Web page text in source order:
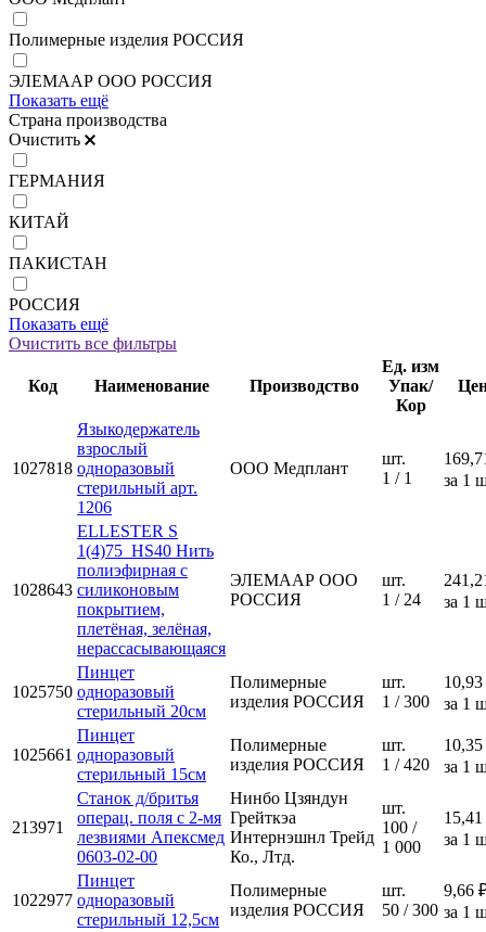
Полимерные изделия РОССИЯ
ЭЛЕМААР ООО РОССИЯ
Показать ещё
Страна производства
Очистить
ГЕРМАНИЯ
КИТАЙ
ПАКИСТАН
РОССИЯ
Показать ещё
Очистить все фильтры
Код Наименование Производство
Ед. изм
Упак/
Кор
1027818
Языкодержатель
взрослый
одноразовый
стерильный арт.
1206
ООО Медплант
шт.
1 / 1
за 1
1028643
ELLESTER S
1(4)75_HS40 Нить
полиэфирная с
силиконовым
покрытием,
плетёная, зелёная,
нерассасывающаяся
ЭЛЕМААР ООО
РОССИЯ
шт.
1 / 24
за 1
1025750
Пинцет
одноразовый
стерильный 20см
Полимерные
изделия РОССИЯ
шт.
1 / 300
за 1
1025661
Пинцет
одноразовый
стерильный 15см
Полимерные
изделия РОССИЯ
шт.
1 / 420
за 1
213971
Станок д/бритья
операц. поля с 2-мя
лезвиями Апексмед
0603-02-00
Нинбо Цзяндун
Грейткэа
Интернэшнл Трейд
Ко., Лтд.
шт.
100 /
1 000
за 1
1022977
Пинцет
одноразовый
стерильный 12,5см
Полимерные
изделия РОССИЯ
шт.
50 / 300
9,66
за 1